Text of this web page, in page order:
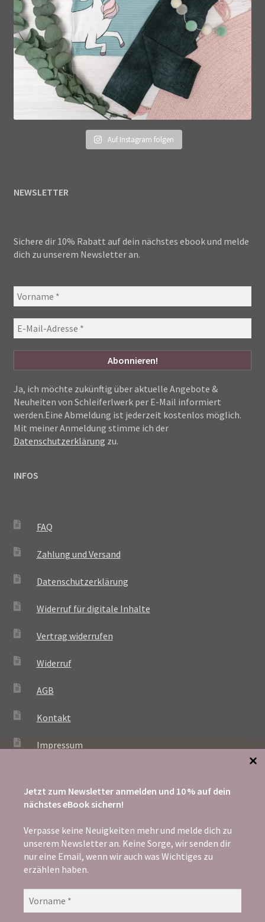
Jetzt zum Newsletter anmelden und 10 % auf dein
nächstes eBook sichern!
Verpasse keine Neuigkeiten mehr und melde dich zu
unserem Newsletter an. Keine Sorge, wir senden dir
nur eine Email, wenn wir auch was Wichtiges zu
erzählen haben.
Auf Instagram folgen
NEWSLETTER
Sichere dir 10% Rabatt auf dein nächstes ebook und melde
dich zu unserem Newsletter an.
Ja, ich möchte zukünftig über aktuelle Angebote &
Neuheiten von Schleiferlwerk per E-Mail informiert
werden.Eine Abmeldung ist jederzeit kostenlos möglich.
Mit meiner Anmeldung stimme ich der
Datenschutzerklärung zu.
INFOS
FAQ
Zahlung und Versand
Datenschutzerklärung
Widerruf für digitale Inhalte
Vertrag widerrufen
Widerruf
AGB
Kontakt
Impressum
ZAHLUNG